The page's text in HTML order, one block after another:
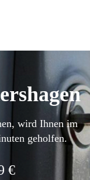
wird Ihnen im
geholfen.
€